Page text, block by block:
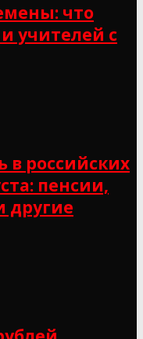
что
учителей с
в российских
пенсии,
другие